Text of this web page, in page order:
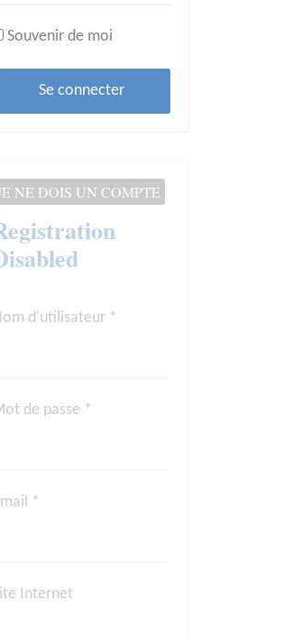
Souvenir de moi
NE DOIS UN COMPTE
d'utilisateur *
de passe *
*
Internet